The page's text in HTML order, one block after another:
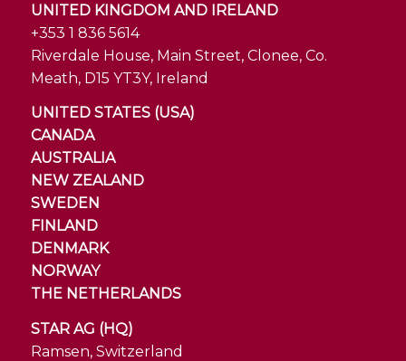
UNITED KINGDOM AND IRELAND
+353 1 836 5614
Riverdale House, Main Street, Clonee, Co.
Meath, D15 YT3Y, Ireland
UNITED STATES (USA)
CANADA
AUSTRALIA
NEW ZEALAND
SWEDEN
FINLAND
DENMARK
NORWAY
THE NETHERLANDS
STAR AG (HQ)
Ramsen, Switzerland